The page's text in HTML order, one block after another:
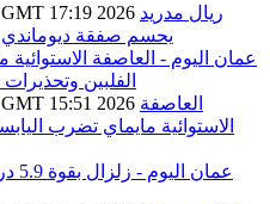
الخميس ,06 آب / أغسطس GMT 17:19 2026 ريال مدريد
يحسم صفقة ديوماندي
الخميس ,06 آب / أغسطس GMT 15:51 2026 العاصفة
الاستوائية مايماي تضرب